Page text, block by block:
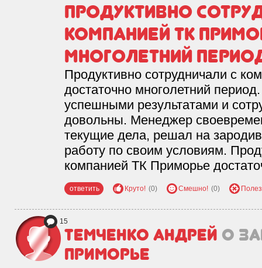
Продуктивно
компанией ТК
многолетний
Продуктивно сотрудничали с
достаточно многолетний
успешными результатами и
довольны. Менеджер
текущие дела, решал на
работу по своим условиям.
компанией ТК Приморье
ответить Круто! (0) Смешно! (0)
15
Темченко Андрей о
Приморье